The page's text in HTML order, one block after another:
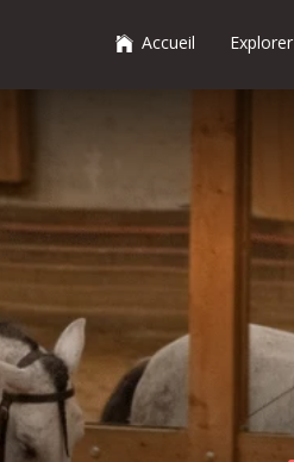
Accueil Explorer